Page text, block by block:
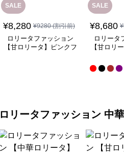
SALE
¥8,280 ¥9280(割引前)
ロリータファッション
【甘ロリータ】ピンクフ
SALE
¥8,680 ¥
ロリータ
【甘ロリ
ロリータファッション 中